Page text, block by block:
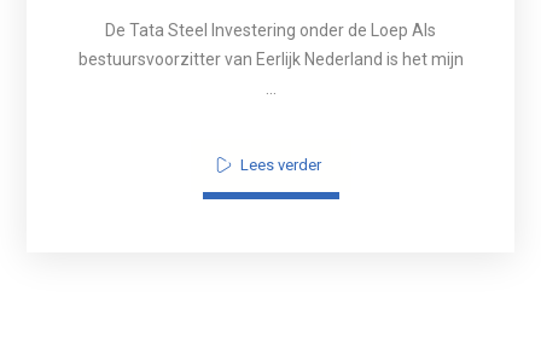
De Tata Steel Investering onder de Loep Als
bestuursvoorzitter van Eerlijk Nederland is het mijn
Lees verder